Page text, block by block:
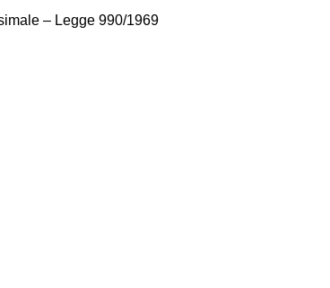
– Legge 990/1969